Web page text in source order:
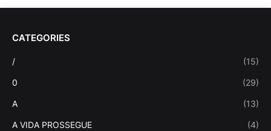
CATEGORIES
/ (15)
0 (29)
A (13)
A VIDA PROSSEGUE (4)